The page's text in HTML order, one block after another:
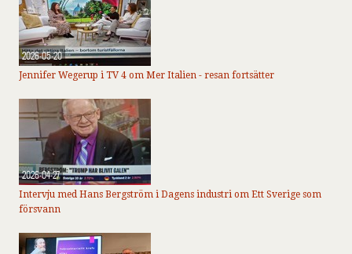
2026-05-20
Jennifer Wegerup i TV 4 om Mer Italien - resan fortsätter
2026-04-27
Intervju med Hans Bergström i Dagens industri om Ett Sverige som
försvann